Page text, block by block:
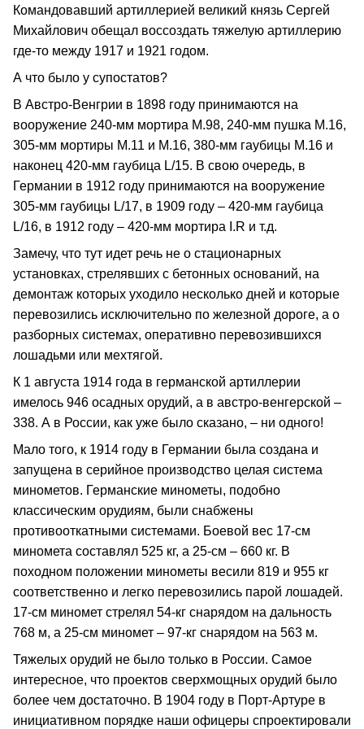
Командовавший артиллерией великий князь Сергей
Михайлович обещал воссоздать тяжелую артиллерию
где-то между 1917 и 1921 годом.
А что было у супостатов?
В Австро-Венгрии в 1898 году принимаются на
вооружение 240-мм мортира М.98, 240-мм пушка М.16,
305-мм мортиры М.11 и М.16, 380-мм гаубицы М.16 и
наконец 420-мм гаубица L/15. В свою очередь, в
Германии в 1912 году принимаются на вооружение
305-мм гаубицы L/17, в 1909 году – 420-мм гаубица
L/16, в 1912 году – 420-мм мортира I.R и т.д.
Замечу, что тут идет речь не о стационарных
установках, стрелявших с бетонных оснований, на
демонтаж которых уходило несколько дней и которые
перевозились исключительно по железной дороге, а о
разборных системах, оперативно перевозившихся
лошадьми или мехтягой.
К 1 августа 1914 года в германской артиллерии
имелось 946 осадных орудий, а в австро-венгерской –
338. А в России, как уже было сказано, – ни одного!
Мало того, к 1914 году в Германии была создана и
запущена в серийное производство целая система
минометов. Германские минометы, подобно
классическим орудиям, были снабжены
противооткатными системами. Боевой вес 17-см
миномета составлял 525 кг, а 25-см – 660 кг. В
походном положении минометы весили 819 и 955 кг
соответственно и легко перевозились парой лошадей.
17-см миномет стрелял 54-кг снарядом на дальность
768 м, а 25-см миномет – 97-кг снарядом на 563 м.
Тяжелых орудий не было только в России. Самое
интересное, что проектов сверхмощных орудий было
более чем достаточно. В 1904 году в Порт-Артуре в
инициативном порядке наши офицеры спроектировали